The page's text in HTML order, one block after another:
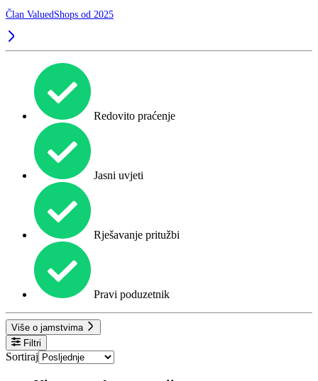
Član ValuedShops od 2025
Redovito praćenje
Jasni uvjeti
Rješavanje pritužbi
Pravi poduzetnik
Više o jamstvima
Filtri
Sortiraj